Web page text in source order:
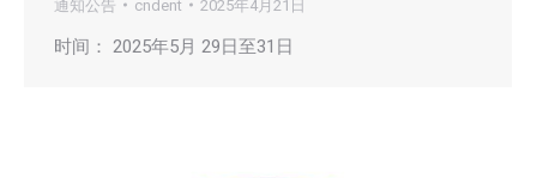
通知公告 cndent 2025年4月21日
时间： 2025年5月 29日至31日